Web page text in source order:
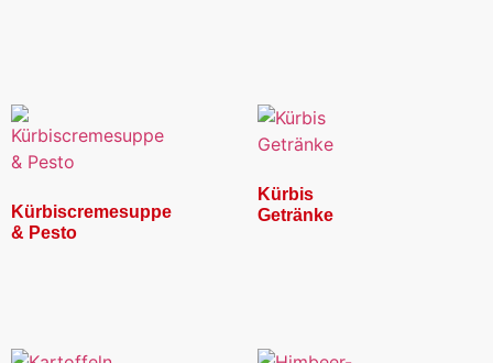
Kürbiscremesuppe
& Pesto
Kürbis
Getränke